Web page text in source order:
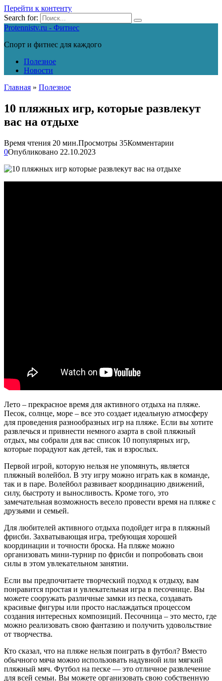
Перейти к контенту
Search for:
Protennistv.ru - Фитнес
Спорт и фитнес для каждого
Полезное
Новости
Главная » Полезное
10 пляжных игр, которые развлекут
вас на отдыхе
Время чтения 20 мин.Просмотры 35Комментарии
0Опубликовано 22.10.2023
Лето – прекрасное время для активного отдыха на пляже.
Песок, солнце, море – все это создает идеальную атмосферу
для проведения разнообразных игр на пляже. Если вы хотите
развлечься и привнести немного азарта в свой пляжный
отдых, мы собрали для вас список 10 популярных игр,
которые порадуют как детей, так и взрослых.
Первой игрой, которую нельзя не упомянуть, является
пляжный волейбол. В эту игру можно играть как в команде,
так и в паре. Волейбол развивает координацию движений,
силу, быстроту и выносливость. Кроме того, это
замечательная возможность весело провести время на пляже с
друзьями и семьей.
Для любителей активного отдыха подойдет игра в пляжный
фрисби. Захватывающая игра, требующая хорошей
координации и точности броска. На пляже можно
организовать мини-турнир по фрисби и попробовать свои
силы в этом увлекательном занятии.
Если вы предпочитаете творческий подход к отдыху, вам
понравится простая и увлекательная игра в песочнице. Вы
можете сооружать различные замки из песка, создавать
красивые фигуры или просто наслаждаться процессом
создания интересных композиций. Песочница – это место, где
можно реализовать свою фантазию и получить удовольствие
от творчества.
Кто сказал, что на пляже нельзя поиграть в футбол? Вместо
обычного мяча можно использовать надувной или мягкий
пляжный мяч. Футбол на песке — это отличное развлечение
для всей семьи. Вы можете организовать свою собственную